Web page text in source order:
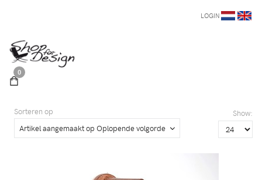
LOGIN
0
Sorteren op
Artikel aangemaakt op Oplopende volgorde
Show: